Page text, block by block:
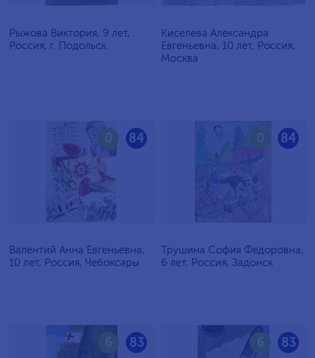
Рыжова Виктория, 9 лет,
Россия, г. Подольск
Киселева Александра
Евгеньевна, 10 лет, Россия,
Москва
84
0
Валентий Анна Евгеньевна,
10 лет, Россия, Чебоксары
84
0
Трушина София Федоровна,
6 лет, Россия, Задонск
83
6 83
6